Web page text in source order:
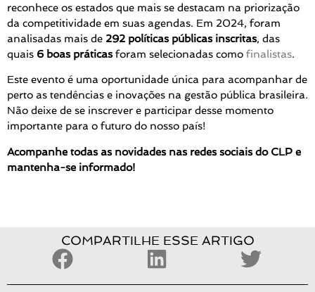
reconhece os estados que mais se destacam na priorização
da competitividade em suas agendas. Em 2024, foram
analisadas mais de 292 políticas públicas inscritas, das
quais 6 boas práticasforam selecionadas como finalistas.
Este evento é uma oportunidade única para acompanhar de
perto as tendências e inovações na gestão pública brasileira.
Não deixe de se inscrever e participar desse momento
importante para o futuro do nosso país!
Acompanhe todas as novidades nas redes sociais do CLP e
mantenha-se informado!
COMPARTILHE ESSE ARTIGO